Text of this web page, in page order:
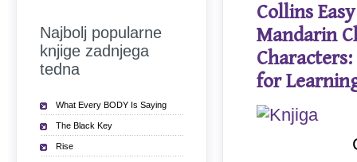
Collins
Mandarin
for
Najbolj popularne
knjige zadnjega
tedna
What Every BODY Is Saying
The Black Key
Rise